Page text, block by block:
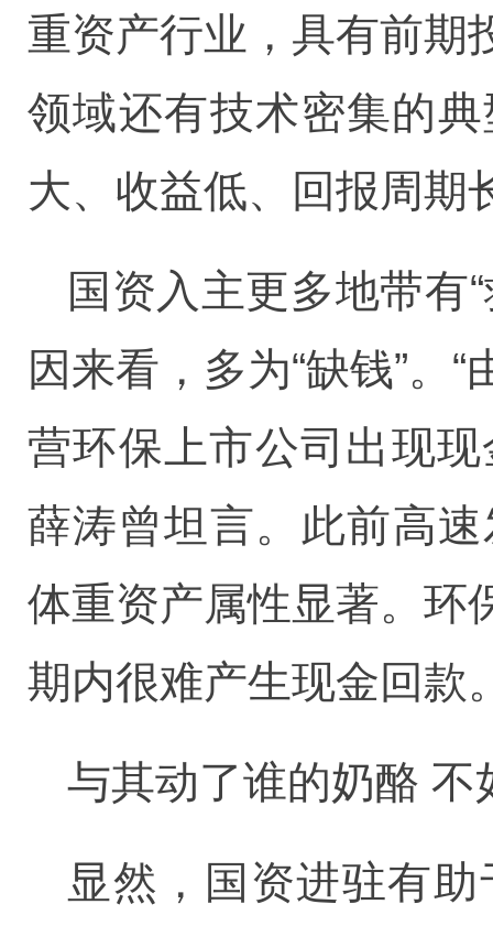
重资产行业，具有前期
领域还有技术密集的
大、收益低、回报周期
国资入主更多地带有
因来看，多为“缺钱”。
营环保上市公司出现
薛涛曾坦言。此前高
体重资产属性显著。环
期内很难产生现金回款
与其动了谁的奶酪 不
显然，国资进驻有